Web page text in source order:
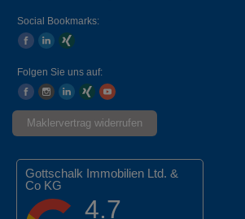
Social Bookmarks:
Folgen Sie uns auf:
Maklervertrag widerrufen
Gottschalk Immobilien Ltd. &
Co KG
4.7